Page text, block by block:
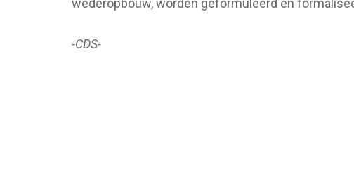
wederopbouw, worden geformuleerd en
-CDS-